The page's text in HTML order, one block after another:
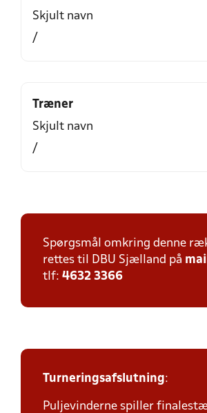
Skjult navn
/
Træner
Skjult navn
/
Spørgsmål omkring denne
rettes til DBU Sjælland på mail
tlf: 4632 3366
Turneringsafslutning:
Puljevinderne spiller